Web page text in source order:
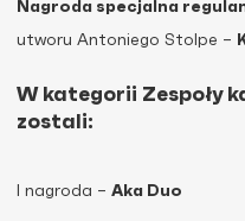
Nagroda specjalna
utworu Antoniego Stolpe –
W kategorii Zespoły
zostali:
I nagroda – Aka Duo